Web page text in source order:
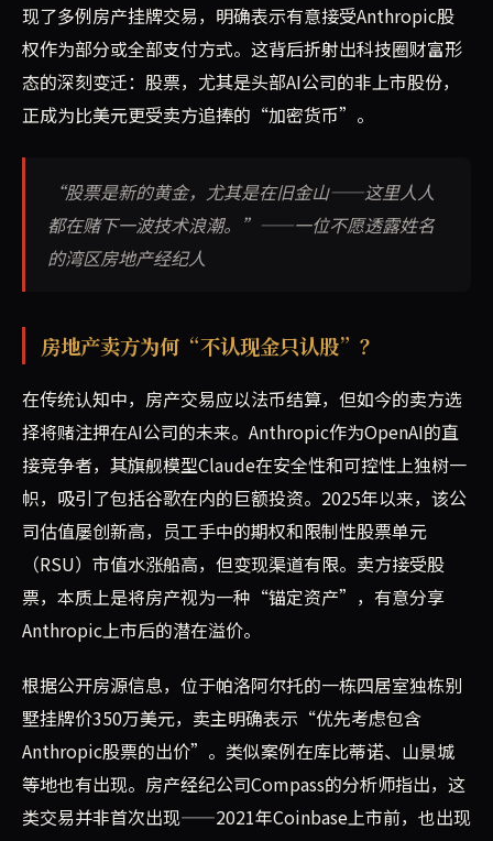
现了多例房产挂牌交易，明确表示有意接受Anthropic股
权作为部分或全部支付方式。这背后折射出科技圈财富形
态的深刻变迁：股票，尤其是头部AI公司的非上市股份，
正成为比美元更受卖方追捧的“加密货币”。
“股票是新的黄金，尤其是在旧金山——这里人人
都在赌下一波技术浪潮。”——一位不愿透露姓名
的湾区房地产经纪人
房地产卖方为何“不认现金只认股”？
在传统认知中，房产交易应以法币结算，但如今的卖方选
择将赌注押在AI公司的未来。Anthropic作为OpenAI的直
接竞争者，其旗舰模型Claude在安全性和可控性上独树一
帜，吸引了包括谷歌在内的巨额投资。2025年以来，该公
司估值屡创新高，员工手中的期权和限制性股票单元
（RSU）市值水涨船高，但变现渠道有限。卖方接受股
票，本质上是将房产视为一种“锚定资产”，有意分享
Anthropic上市后的潜在溢价。
根据公开房源信息，位于帕洛阿尔托的一栋四居室独栋别
墅挂牌价350万美元，卖主明确表示“优先考虑包含
Anthropic股票的出价”。类似案例在库比蒂诺、山景城
等地也有出现。房产经纪公司Compass的分析师指出，这
类交易并非首次出现——2021年Coinbase上市前，也出现